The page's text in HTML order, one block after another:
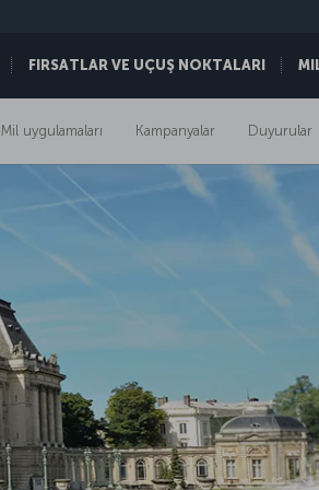
FIRSATLAR VE UÇUŞ NOKTALARI
Mil uygulamaları Kampanyalar Duyurular